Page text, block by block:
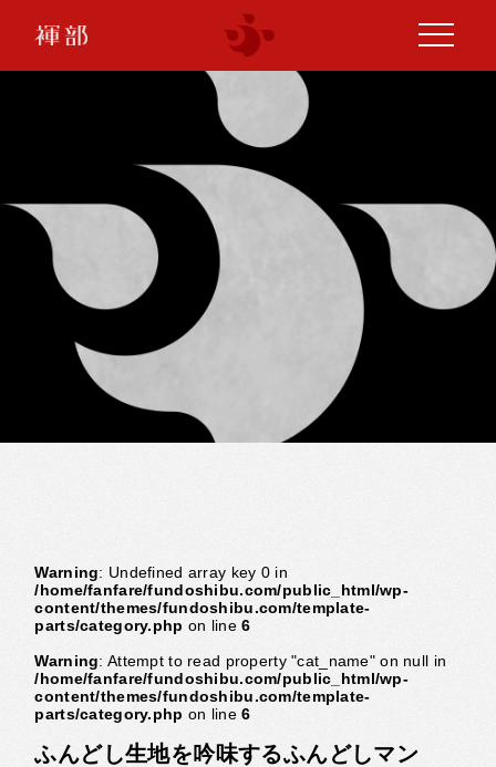
Warning: Undefined array key 0 in
/home/fanfare/fundoshibu.com/public_html/wp-
content/themes/fundoshibu.com/template-
parts/category.php on line6
Warning: Attempt to read property "cat_name" on null in
/home/fanfare/fundoshibu.com/public_html/wp-
content/themes/fundoshibu.com/template-
parts/category.php on line6
ふんどし生地を吟味するふんどしマン